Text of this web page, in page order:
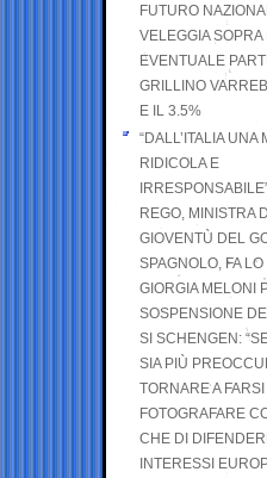
FUTURO
VELEGGIA SOPRA
EVENTUALE
GRILLINO
E IL 3.5%
“DALL’ITALIA UNA
RIDICOLA E
REGO, MINISTRA
GIOVENTÙ DEL
SPAGNOLO, FA
GIORGIA MELONI
SOSPENSIONE
SI SCHENGEN:
SIA PIÙ
TORNARE A FARSI
FOTOGRAFARE
CHE DI
INTERESSI